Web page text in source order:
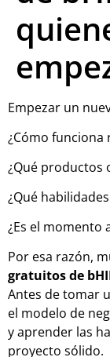
Empezar un
¿Cómo funciona
¿Qué productos
¿Qué
¿Es el momento
Por esa razón,
gratuitos de
Antes de tomar
el modelo de
y aprender las
proyecto sólido.